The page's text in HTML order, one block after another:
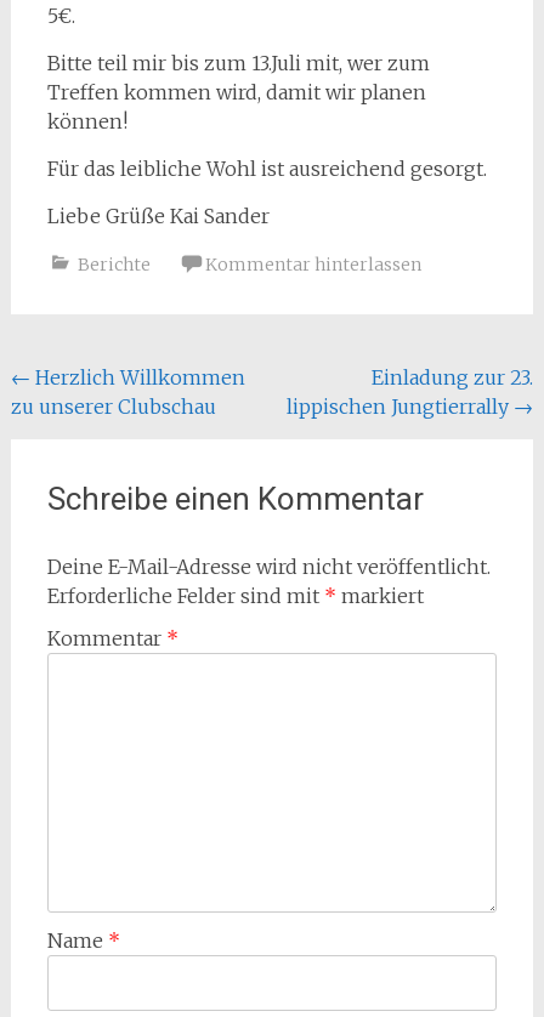
5€.
Bitte teil mir bis zum 13.Juli mit, wer zum
Treffen kommen wird, damit wir planen
können!
Für das leibliche Wohl ist ausreichend gesorgt.
Liebe Grüße Kai Sander
Berichte Kommentar hinterlassen
Beitragsnavigation
← Herzlich Willkommen
zu unserer Clubschau
Einladung zur 23.
lippischen Jungtierrally →
Schreibe einen Kommentar
Deine E-Mail-Adresse wird nicht veröffentlicht.
Erforderliche Felder sind mit * markiert
Kommentar *
Name *